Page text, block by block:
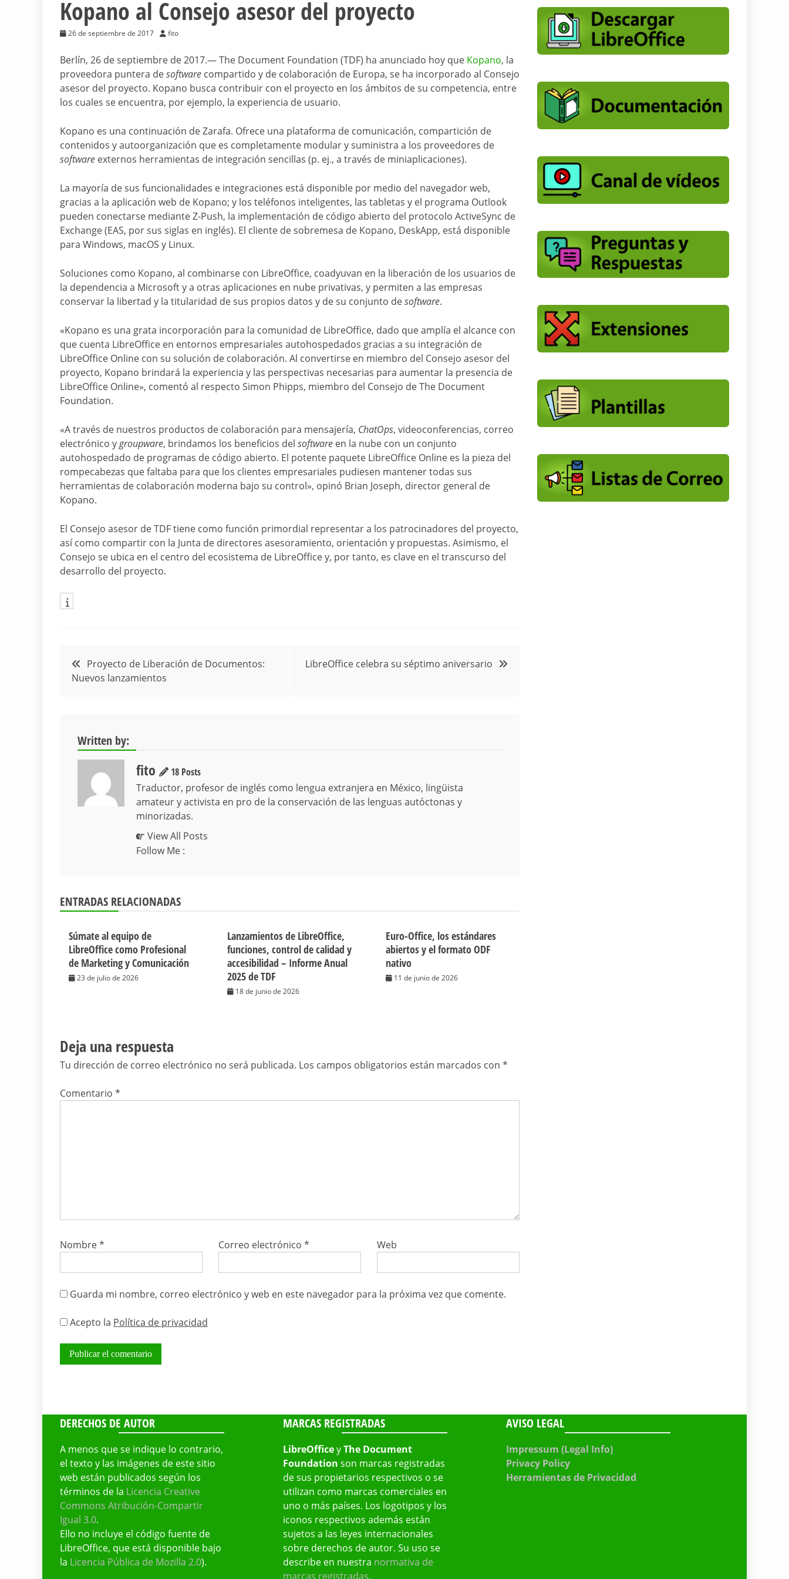
Kopano al Consejo asesor del proyecto
26 de septiembre de 2017 fito
Berlín, 26 de septiembre de 2017.― The Document Foundation (TDF) ha anunciado hoy que Kopano, la
proveedora puntera desoftware compartido y de colaboración de Europa, se ha incorporado al Consejo
asesor del proyecto. Kopano busca contribuir con el proyecto en los ámbitos de su competencia, entre
los cuales se encuentra, por ejemplo, la experiencia de usuario.
Kopano es una continuación de Zarafa. Ofrece una plataforma de comunicación, compartición de
contenidos y autoorganización que es completamente modular y suministra a los proveedores de
software externos herramientas de integración sencillas (p. ej., a través de miniaplicaciones).
La mayoría de sus funcionalidades e integraciones está disponible por medio del navegador web,
gracias a la aplicación web de Kopano; y los teléfonos inteligentes, las tabletas y el programa Outlook
pueden conectarse mediante Z-Push, la implementación de código abierto del protocolo ActiveSync de
Exchange (EAS, por sus siglas en inglés). El cliente de sobremesa de Kopano, DeskApp, está disponible
para Windows, macOS y Linux.
Soluciones como Kopano, al combinarse con LibreOffice, coadyuvan en la liberación de los usuarios de
la dependencia a Microsoft y a otras aplicaciones en nube privativas, y permiten a las empresas
conservar la libertad y la titularidad de sus propios datos y de su conjunto desoftware.
«Kopano es una grata incorporación para la comunidad de LibreOffice, dado que amplía el alcance con
que cuenta LibreOffice en entornos empresariales autohospedados gracias a su integración de
LibreOffice Online con su solución de colaboración. Al convertirse en miembro del Consejo asesor del
proyecto, Kopano brindará la experiencia y las perspectivas necesarias para aumentar la presencia de
LibreOffice Online», comentó al respecto Simon Phipps, miembro del Consejo de The Document
Foundation.
«A través de nuestros productos de colaboración para mensajería, ChatOps, videoconferencias, correo
electrónico ygroupware, brindamos los beneficios del software en la nube con un conjunto
autohospedado de programas de código abierto. El potente paquete LibreOffice Online es la pieza del
rompecabezas que faltaba para que los clientes empresariales pudiesen mantener todas sus
herramientas de colaboración moderna bajo su control», opinó Brian Joseph, director general de
Kopano.
El Consejo asesor de TDF tiene como función primordial representar a los patrocinadores del proyecto,
así como compartir con la Junta de directores asesoramiento, orientación y propuestas. Asimismo, el
Consejo se ubica en el centro del ecosistema de LibreOffice y, por tanto, es clave en el transcurso del
desarrollo del proyecto.
Navegación
de
Proyecto de Liberación de Documentos:
Nuevos lanzamientos
LibreOffice celebra su séptimo aniversario
Written by:
fito
18 Posts
Traductor, profesor de inglés como lengua extranjera en México, lingüista
amateur y activista en pro de la conservación de las lenguas autóctonas y
minorizadas.
View All Posts
Follow Me :
ENTRADAS RELACIONADAS
Súmate al equipo de
LibreOffice como Profesional
de Marketing y Comunicación
23 de julio de 2026
Lanzamientos de LibreOffice,
funciones, control de calidad y
accesibilidad – Informe Anual
2025 de TDF
18 de junio de 2026
Euro-Office, los estándares
abiertos y el formato ODF
nativo
11 de junio de 2026
Deja una respuesta
Tu dirección de correo electrónico no será publicada. Los campos obligatorios están marcados con *
Comentario *
Nombre* Correo electrónico* Web
Guarda mi nombre, correo electrónico y web en este navegador para la próxima vez que comente.
Acepto la Política de privacidad
DERECHOS DE AUTOR
A menos que se indique lo contrario,
el texto y las imágenes de este sitio
web están publicados según los
términos de la Licencia Creative
Commons Atribución-Compartir
Igual 3.0.
Ello no incluye el código fuente de
LibreOffice, que está disponible bajo
la Licencia Pública de Mozilla 2.0).
MARCAS REGISTRADAS
LibreOfficeyThe Document
Foundation son marcas registradas
de sus propietarios respectivos o se
utilizan como marcas comerciales en
uno o más países. Los logotipos y los
iconos respectivos además están
sujetos a las leyes internacionales
sobre derechos de autor. Su uso se
describe en nuestra normativa de
marcas registradas.
AVISO LEGAL
Impressum (Legal Info)
Privacy Policy
Herramientas de Privacidad